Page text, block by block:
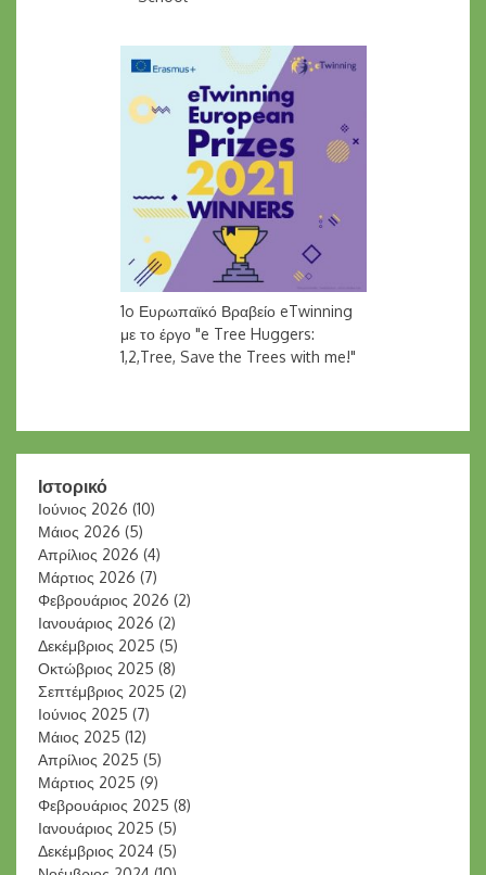
1o Ευρωπαϊκό Βραβείο eTwinning
με το έργο "e Tree Huggers:
1,2,Tree, Save the Trees with me!"
Ιστορικό
Ιούνιος 2026 (10)
Μάιος 2026 (5)
Απρίλιος 2026 (4)
Μάρτιος 2026 (7)
Φεβρουάριος 2026 (2)
Ιανουάριος 2026 (2)
Δεκέμβριος 2025 (5)
Οκτώβριος 2025 (8)
Σεπτέμβριος 2025 (2)
Ιούνιος 2025 (7)
Μάιος 2025 (12)
Απρίλιος 2025 (5)
Μάρτιος 2025 (9)
Φεβρουάριος 2025 (8)
Ιανουάριος 2025 (5)
Δεκέμβριος 2024 (5)